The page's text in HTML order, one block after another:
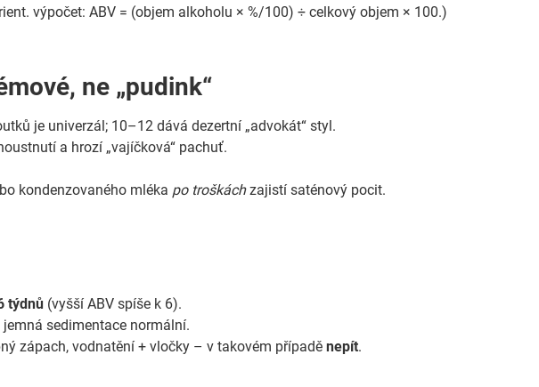
výpočet: ABV = (objem alkoholu × %/100) ÷ celkový objem × 100.)
ne „pudink“
je univerzál; 10–12 dává dezertní „advokát“ styl.
a hrozí „vajíčková“ pachuť.
kondenzovaného mléka po troškáchzajistí saténový pocit.
týdnů (vyšší ABV spíše k 6).
sedimentace normální.
zápach, vodnatění + vločky – v takovém případěnepít.